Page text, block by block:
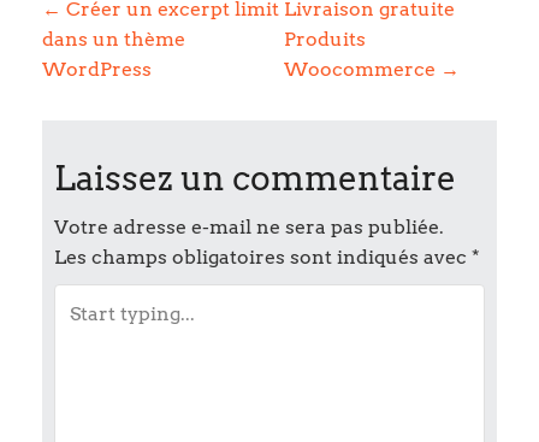
P
o
n
a
← Créer un excerpt limit
dans un thème
WordPress
Livraison gratuite
Produits
Woocommerce →
Laissez un commentaire
Votre adresse e-mail ne sera pas publiée.
Les champs obligatoires sont indiqués avec *